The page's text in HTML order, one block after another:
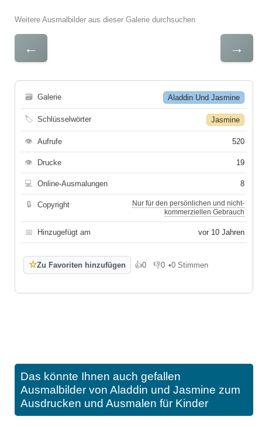
Weitere Ausmalbilder aus dieser Galerie durchsuchen
← →
🗃 Galerie Aladdin Und Jasmine
🏷 Schlüsselwörter Jasmine
👁 Aufrufe 520
👁 Drucke 19
💻 Online-Ausmalungen 8
🔒 Copyright
Nur für den persönlichen und nicht-
kommerziellen Gebrauch
📅 Hinzugefügt am vor 10 Jahren
☆Zu Favoriten hinzufügen 👍0
Gefällt mir
👎0
Gefällt mir nicht
•0 Stimmen
Das könnte Ihnen auch gefallen
Ausmalbilder von Aladdin und Jasmine zum
Ausdrucken und Ausmalen für Kinder